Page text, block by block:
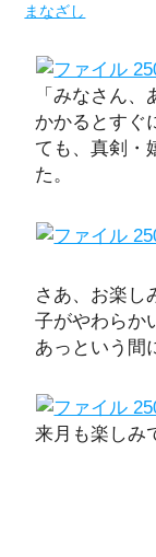
まなざし
「みなさん
かかるとすぐ
ても、真剣・
た。
さあ、お楽し
子がやわらか
あっという間
来月も楽しみ